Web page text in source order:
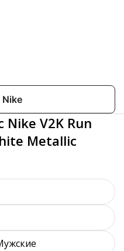
Nike V2K Run
Metallic